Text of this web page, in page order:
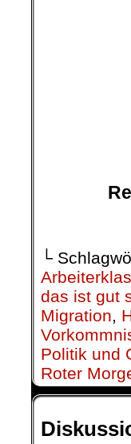
└
das ist gut
Migration,
Politik und
Roter